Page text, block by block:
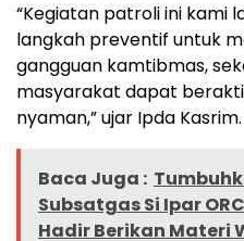
“Kegiatan patroli ini kami
langkah preventif untuk
gangguan kamtibmas,
masyarakat dapat
nyaman,” ujar Ipda Kasrim.
Baca Juga :
Subsatgas Si Ipar
Hadir Berikan Materi